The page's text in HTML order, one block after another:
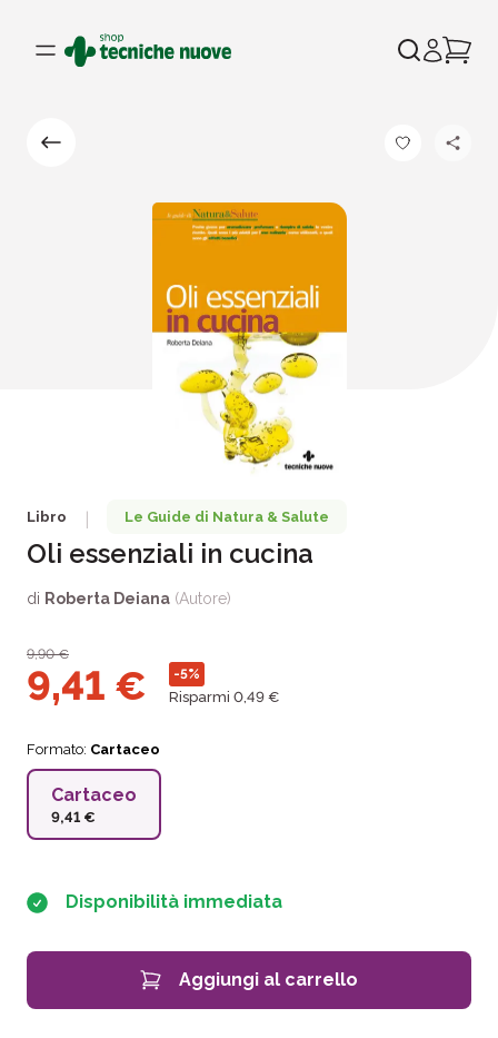
Libro Le Guide di Natura & Salute
Oli essenziali in cucina
di Roberta Deiana (Autore)
9,90€
9,41 € -5%
Risparmi 0,49 €
Formato: Cartaceo
Cartaceo
9,41 €
Disponibilità immediata
Aggiungi al carrello